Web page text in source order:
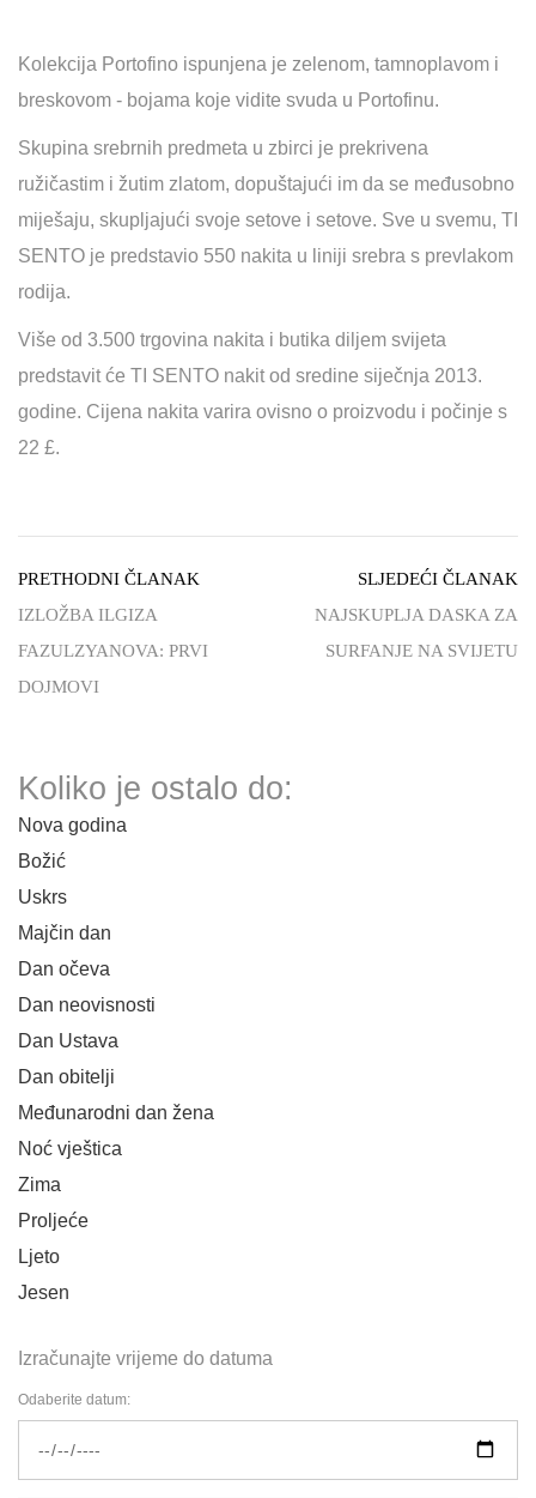
Kolekcija Portofino ispunjena je zelenom, tamnoplavom i
breskovom - bojama koje vidite svuda u Portofinu.
Skupina srebrnih predmeta u zbirci je prekrivena
ružičastim i žutim zlatom, dopuštajući im da se međusobno
miješaju, skupljajući svoje setove i setove. Sve u svemu, TI
SENTO je predstavio 550 nakita u liniji srebra s prevlakom
rodija.
Više od 3.500 trgovina nakita i butika diljem svijeta
predstavit će TI SENTO nakit od sredine siječnja 2013.
godine. Cijena nakita varira ovisno o proizvodu i počinje s
22 £.
PRETHODNI ČLANAK
IZLOŽBA ILGIZA
FAZULZYANOVA: PRVI
DOJMOVI
SLJEDEĆI ČLANAK
NAJSKUPLJA DASKA ZA
SURFANJE NA SVIJETU
Koliko je ostalo do:
Nova godina
Božić
Uskrs
Majčin dan
Dan očeva
Dan neovisnosti
Dan Ustava
Dan obitelji
Međunarodni dan žena
Noć vještica
Zima
Proljeće
Ljeto
Jesen
Izračunajte vrijeme do datuma
Odaberite datum: